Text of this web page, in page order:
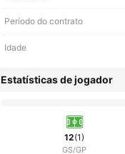
Período do contrato
Idade
Estatísticas de jogador
12(1)
GS/GP